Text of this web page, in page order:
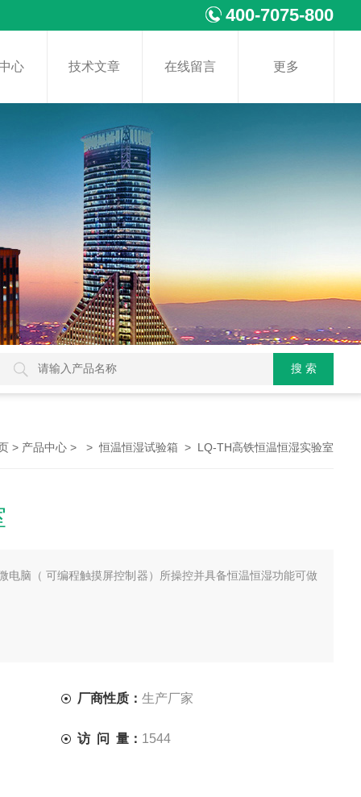
400-7075-800
心 技术文章 在线留言 更多
> 产品中心 > >恒温恒湿试验箱 > LQ-TH高铁恒温恒湿实验室
电脑（ 可编程触摸屏控制器）所操控并具备恒温恒湿功能可做
厂商性质：生产厂家
访 问 量： 1544